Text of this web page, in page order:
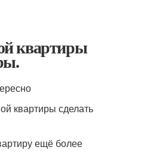
квартиры
ещё более